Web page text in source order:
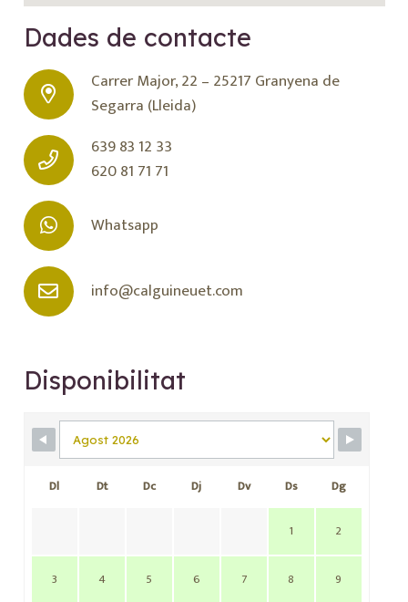
Dades de contacte
Carrer Major, 22 – 25217 Granyena de
Segarra (Lleida)
639 83 12 33
620 81 71 71
Whatsapp
info@calguineuet.com
Disponibilitat
Dl Dt Dc Dj Dv Ds Dg
1 2
3 4 5 6 7 8 9